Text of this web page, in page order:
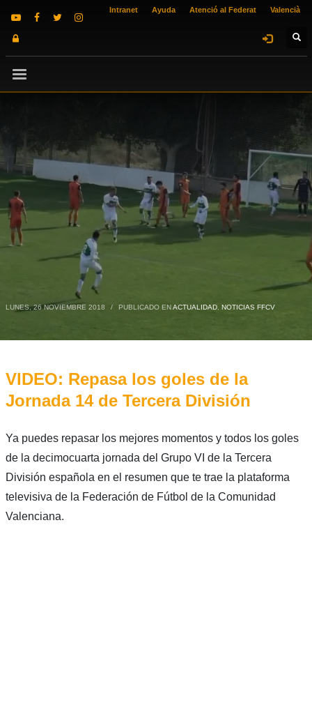
Intranet Ayuda Atenció al Federat Valencià
LUNES, 26 NOVIEMBRE 2018 / PUBLICADO ENACTUALIDAD, NOTICIAS FFCV
VIDEO: Repasa los goles de la
Jornada 14 de Tercera División
Ya puedes repasar los mejores momentos y todos los goles
de la decimocuarta jornada del Grupo VI de la Tercera
División española en el resumen que te trae la plataforma
televisiva de la Federación de Fútbol de la Comunidad
Valenciana.